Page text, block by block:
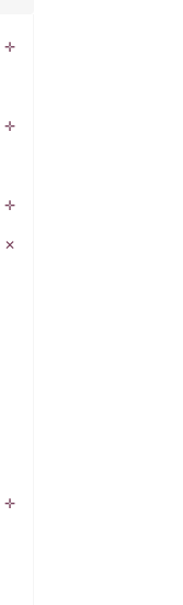
✛
✛
✛
✕
✛